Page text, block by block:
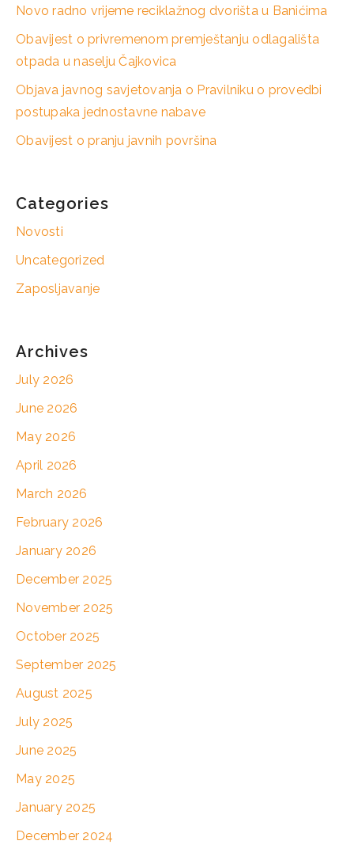
Novo radno vrijeme reciklažnog dvorišta u Banićima
Obavijest o privremenom premještanju odlagališta
otpada u naselju Čajkovica
Objava javnog savjetovanja o Pravilniku o provedbi
postupaka jednostavne nabave
Obavijest o pranju javnih površina
Categories
Novosti
Uncategorized
Zaposljavanje
Archives
July 2026
June 2026
May 2026
April 2026
March 2026
February 2026
January 2026
December 2025
November 2025
October 2025
September 2025
August 2025
July 2025
June 2025
May 2025
January 2025
December 2024